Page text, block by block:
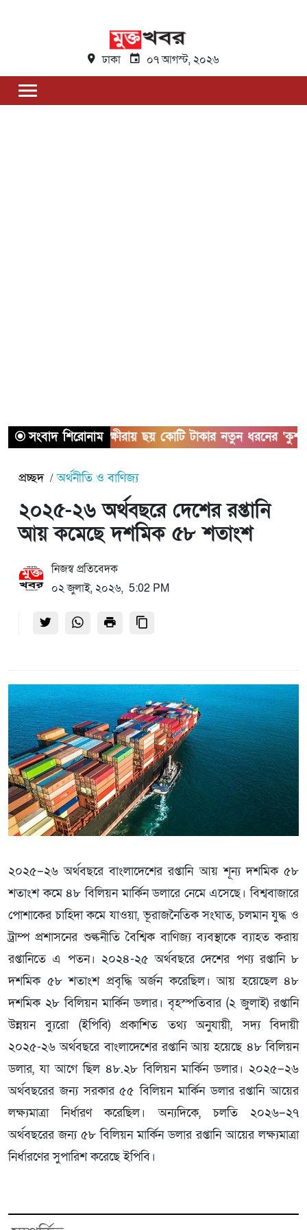
ঢাকা ০৭ আগস্ট, ২০২৬
সংবাদ শিরোনাম
সাতক্ষীরায় ছয় কোটি টাকার নতুন ধরনের ‘কুশ’
প্রচ্ছদ অর্থনীতি ও বাণিজ্য
২০২৫-২৬ অর্থবছরে দেশের রপ্তানি
আয় কমেছে দশমিক ৫৮ শতাংশ
নিজস্ব প্রতিবেদক
০২ জুলাই, ২০২৬, 5:02 PM
২০২৫–২৬ অর্থবছরে বাংলাদেশের রপ্তানি আয় শূন্য দশমিক ৫৮
শতাংশ কমে ৪৮ বিলিয়ন মার্কিন ডলারে নেমে এসেছে। বিশ্ববাজারে
পোশাকের চাহিদা কমে যাওয়া, ভূরাজনৈতিক সংঘাত, চলমান যুদ্ধ ও
ট্রাম্প প্রশাসনের শুল্কনীতি বৈশ্বিক বাণিজ্য ব্যবস্থাকে ব্যাহত করায়
রপ্তানিতে এ পতন। ২০২৪-২৫ অর্থবছরে দেশের পণ্য রপ্তানি ৮
দশমিক ৫৮ শতাংশ প্রবৃদ্ধি অর্জন করেছিল। আয় হয়েছেল ৪৮
দশমিক ২৮ বিলিয়ন মার্কিন ডলার। বৃহস্পতিবার (২ জুলাই) রপ্তানি
উন্নয়ন ব্যুরো (ইপিবি) প্রকাশিত তথ্য অনুযায়ী, সদ্য বিদায়ী
২০২৫-২৬ অর্থবছরে বাংলাদেশের রপ্তানি আয় হয়েছে ৪৮ বিলিয়ন
ডলার, যা আগে ছিল ৪৮.২৮ বিলিয়ন মার্কিন ডলার। ২০২৫–২৬
অর্থবছরের জন্য সরকার ৫৫ বিলিয়ন মার্কিন ডলার রপ্তানি আয়ের
লক্ষ্যমাত্রা নির্ধারণ করেছিল। অন্যদিকে, চলতি ২০২৬–২৭
অর্থবছরের জন্য ৫৮ বিলিয়ন মার্কিন ডলার রপ্তানি আয়ের লক্ষ্যমাত্রা
নির্ধারণের সুপারিশ করেছে ইপিবি।